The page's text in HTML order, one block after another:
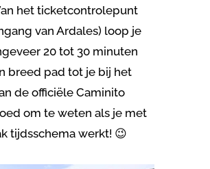
het ticketcontrolepunt
van Ardales) loop je
20 tot 30 minuten
breed pad tot je bij het
de officiële Caminito
om te weten als je met
tijdsschema werkt! 😉